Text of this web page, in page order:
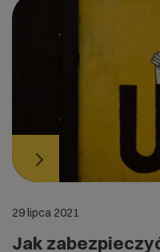
29 lipca 2021
Jak